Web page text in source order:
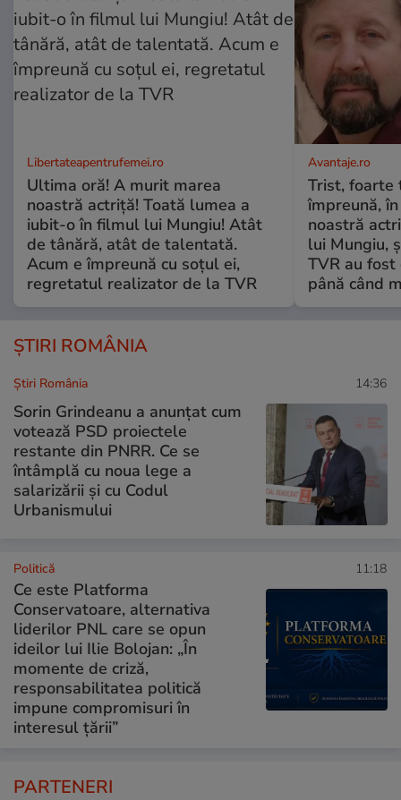
Libertateapentrufemei.ro
Ultima oră! A murit marea
noastră actriță! Toată lumea a
iubit-o în filmul lui Mungiu! Atât
de tânără, atât de talentată.
Acum e împreună cu soțul ei,
regretatul realizator de la TVR
Avantaje.ro
Trist, foarte
împreună,
noastră
lui Mungiu,
TVR au
până când
ȘTIRI ROMÂNIA
Știri România 14:36
Sorin Grindeanu a anunțat cum
votează PSD proiectele
restante din PNRR. Ce se
întâmplă cu noua lege a
salarizării și cu Codul
Urbanismului
Politică 11:18
Ce este Platforma
Conservatoare, alternativa
liderilor PNL care se opun
ideilor lui Ilie Bolojan: „În
momente de criză,
responsabilitatea politică
impune compromisuri în
interesul țării”
PARTENERI